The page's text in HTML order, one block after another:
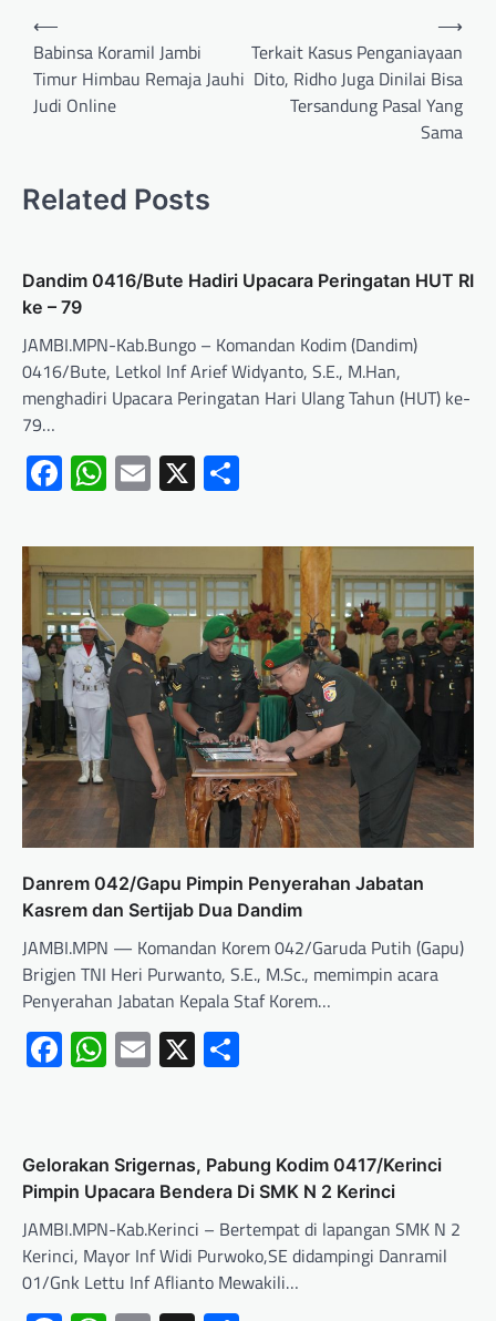
⟵
Babinsa Koramil Jambi
Timur Himbau Remaja Jauhi
Judi Online
Terkait Kasus Penganiayaan
Dito, Ridho Juga Dinilai Bisa
Tersandung Pasal Yang
Sama
⟶
Related Posts
Dandim 0416/Bute Hadiri Upacara Peringatan HUT RI
ke – 79
JAMBI.MPN-Kab.Bungo – Komandan Kodim (Dandim)
0416/Bute, Letkol Inf Arief Widyanto, S.E., M.Han,
menghadiri Upacara Peringatan Hari Ulang Tahun (HUT) ke-
79…
Facebook
WhatsApp
Email
X
Danrem 042/Gapu Pimpin Penyerahan Jabatan
Kasrem dan Sertijab Dua Dandim
JAMBI.MPN — Komandan Korem 042/Garuda Putih (Gapu)
Brigjen TNI Heri Purwanto, S.E., M.Sc., memimpin acara
Penyerahan Jabatan Kepala Staf Korem…
Facebook
WhatsApp
Email
X
Gelorakan Srigernas, Pabung Kodim 0417/Kerinci
Pimpin Upacara Bendera Di SMK N 2 Kerinci
JAMBI.MPN-Kab.Kerinci – Bertempat di lapangan SMK N 2
Kerinci, Mayor Inf Widi Purwoko,SE didampingi Danramil
01/Gnk Lettu Inf Aflianto Mewakili…